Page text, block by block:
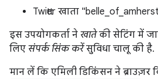
Twitter खाता
इस उपयोगकर्ता ने खातेकी सेटिंग में
लिए संपर्क सिंक करेंसुविधा चालू की है.
मान लें कि एमिली डिकिंसन ने ब्राउज़र